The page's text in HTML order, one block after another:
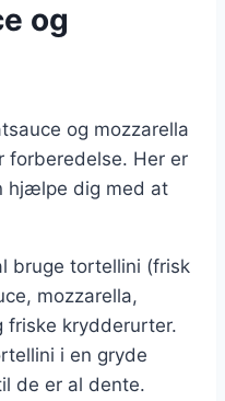
og
og mozzarella
forberedelse. Her er
hjælpe dig med at
bruge tortellini (frisk
mozzarella,
friske krydderurter.
i en gryde
de er al dente.